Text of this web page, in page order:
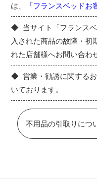
は、
「フランスベッドお
当サイト「フランス
入された商品の故障・初
れた店舗様へお問い合わ
営業・勧誘に関する
いております。
不用品の引取りにつ